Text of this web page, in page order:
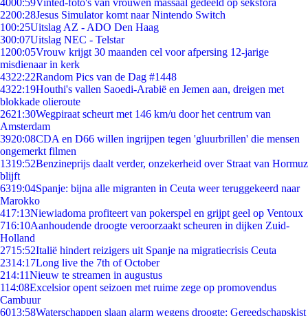
4000:59Vinted-foto's van vrouwen massaal gedeeld op seksfora
2200:28Jesus Simulator komt naar Nintendo Switch
100:25Uitslag AZ - ADO Den Haag
300:07Uitslag NEC - Telstar
1200:05Vrouw krijgt 30 maanden cel voor afpersing 12-jarige
misdienaar in kerk
4322:22Random Pics van de Dag #1448
4322:19Houthi's vallen Saoedi-Arabië en Jemen aan, dreigen met
blokkade olieroute
2621:30Wegpiraat scheurt met 146 km/u door het centrum van
Amsterdam
3920:08CDA en D66 willen ingrijpen tegen 'gluurbrillen' die mensen
ongemerkt filmen
1319:52Benzineprijs daalt verder, onzekerheid over Straat van Hormuz
blijft
6319:04Spanje: bijna alle migranten in Ceuta weer teruggekeerd naar
Marokko
417:13Niewiadoma profiteert van pokerspel en grijpt geel op Ventoux
716:10Aanhoudende droogte veroorzaakt scheuren in dijken Zuid-
Holland
2715:52Italië hindert reizigers uit Spanje na migratiecrisis Ceuta
2314:17Long live the 7th of October
214:11Nieuw te streamen in augustus
114:08Excelsior opent seizoen met ruime zege op promovendus
Cambuur
6013:58Waterschappen slaan alarm wegens droogte: Gereedschapskist